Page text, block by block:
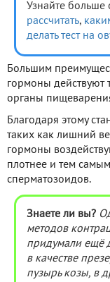
Узнайте больше
рассчитать,
делать тест на
Большим
гормоны действуют
органы
Благодаря этому
таких как лишний
гормоны
плотнее и тем
сперматозоидов.
Знаете ли вы?
методов
придумали ещё
в качестве
пузырь козы, в